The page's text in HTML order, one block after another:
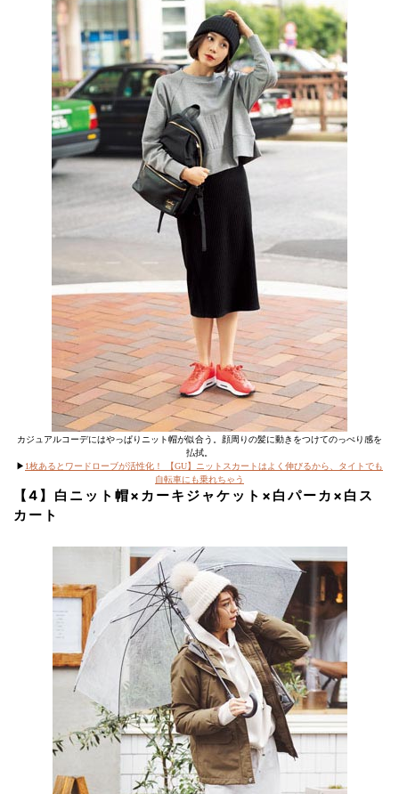
カジュアルコーデにはやっぱりニット帽が似合う。顔周りの髪に動きをつけてのっぺり感を
払拭。
▶︎ 1枚あるとワードローブが活性化！ 【GU】ニットスカートはよく伸びるから、タイトでも
自転車にも乗れちゃう
【4】白ニット帽×カーキジャケット×白パーカ×白ス
カート